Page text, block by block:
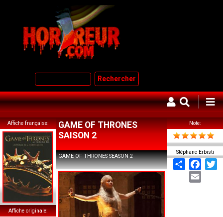
Rechercher
Affiche française
Affiche originale
GAME OF THRONES
SAISON 2
GAME OF THRONES SEASON 2
Note
Stéphane Erbisti
Share